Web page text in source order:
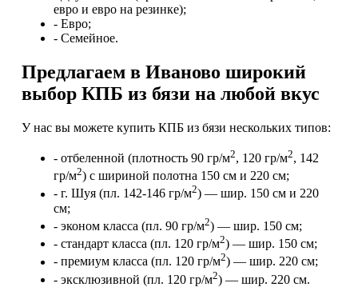
евро и евро на резинке);
- Евро;
- Семейное.
Предлагаем в Иваново широкий
выбор КПБ из бязи на любой вкус
У нас вы можете купить КПБ из бязи нескольких типов:
- отбеленной (плотность 90 гр/м2, 120 гр/м2, 142
гр/м2) с шириной полотна 150 см и 220 см;
- г. Шуя (пл. 142-146 гр/м2) — шир. 150 см и 220
см;
- эконом класса (пл. 90 гр/м2) — шир. 150 см;
- стандарт класса (пл. 120 гр/м2) — шир. 150 см;
- премиум класса (пл. 120 гр/м2) — шир. 220 см;
- эксклюзивной (пл. 120 гр/м2) — шир. 220 см.